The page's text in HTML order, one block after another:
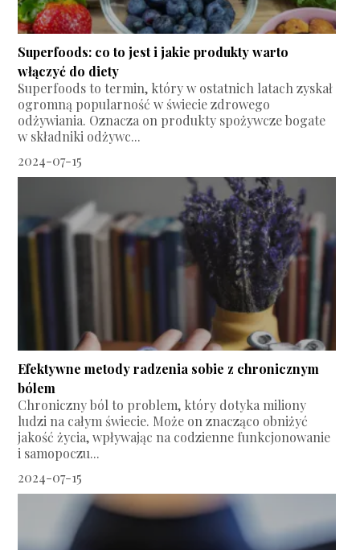
Superfoods: co to jest i jakie produkty warto
włączyć do diety
Superfoods to termin, który w ostatnich latach zyskał
ogromną popularność w świecie zdrowego
odżywiania. Oznacza on produkty spożywcze bogate
w składniki odżywc...
2024-07-15
Efektywne metody radzenia sobie z chronicznym
bólem
Chroniczny ból to problem, który dotyka miliony
ludzi na całym świecie. Może on znacząco obniżyć
jakość życia, wpływając na codzienne funkcjonowanie
i samopoczu...
2024-07-15